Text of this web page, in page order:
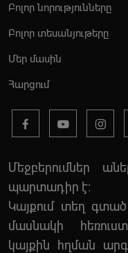
Բոլոր նորությունները
Բոլոր տեսանյութերը
Մեր մասին
Հարցում
Մեջբերումներ
պարտադիր է:
Կայքում տեղ
մասնակի
կայքին հղման